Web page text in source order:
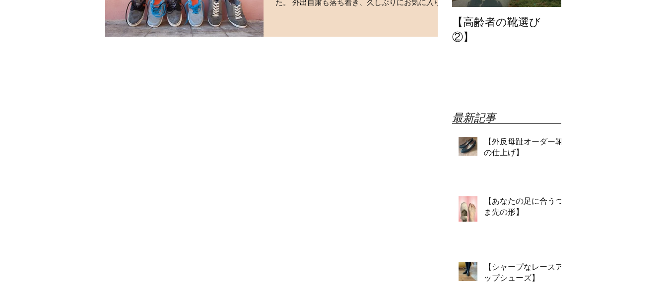
た。 外出自粛も落ち着き、久しぶりにお気に入りの
ロと粉状になったり、はがれてしまったとい...
【高齢者の靴選び
②】
最新記事
【外反母趾オーダー靴
の仕上げ】
【あなたの足に合うつ
ま先の形】
【シャープなレースア
ップシューズ】